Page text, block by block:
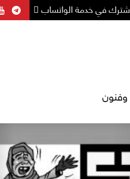
في خدمة الواتساب
وفنون